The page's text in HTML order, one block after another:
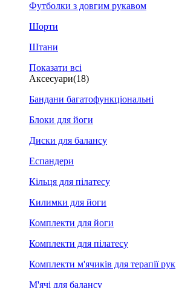
Футболки з довгим рукавом
Шорти
Штани
Показати всі
Аксесуари(18)
Бандани багатофункціональні
Блоки для йоги
Диски для балансу
Еспандери
Кільця для пілатесу
Килимки для йоги
Комплекти для йоги
Комплекти для пілатесу
Комплекти м'ячиків для терапії рук
М'ячі для балансу